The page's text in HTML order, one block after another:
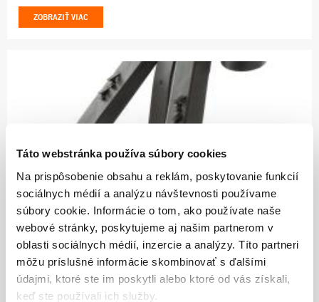
Táto webstránka používa súbory cookies
Na prispôsobenie obsahu a reklám, poskytovanie funkcií
sociálnych médií a analýzu návštevnosti používame
súbory cookie. Informácie o tom, ako používate naše
webové stránky, poskytujeme aj našim partnerom v
oblasti sociálnych médií, inzercie a analýzy. Títo partneri
môžu príslušné informácie skombinovať s ďalšími
údajmi, ktoré ste im poskytli alebo ktoré od vás získali,
keď ste používali ich služby.
ZOBRAZIŤ VIAC
29.21
MULTI PLUG-IN STAND